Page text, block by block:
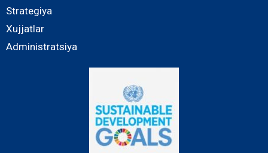
Strategiya
Xujjatlar
Administratsiya